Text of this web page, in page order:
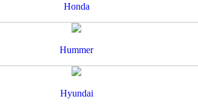
Honda
Hummer
Hyundai